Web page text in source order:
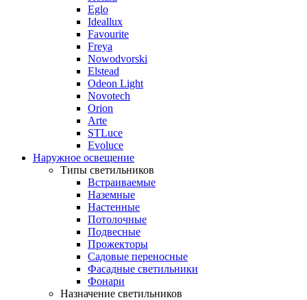
Eglo
Ideallux
Favourite
Freya
Nowodvorski
Elstead
Odeon Light
Novotech
Orion
Arte
STLuce
Evoluce
Наружное освещение
Типы светильников
Встраиваемые
Наземные
Настенные
Потолочные
Подвесные
Прожекторы
Садовые переносные
Фасадные светильники
Фонари
Назначение светильников